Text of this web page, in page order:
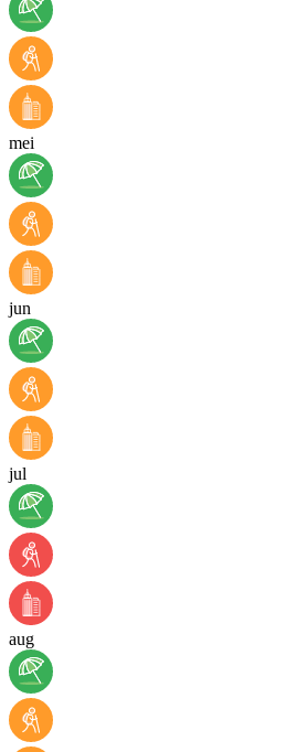
mei
jun
jul
aug